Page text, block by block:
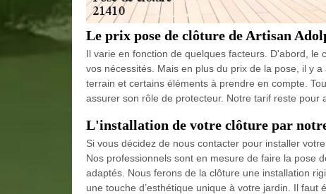
Le prix pose de clôture de Artisan
Il varie en fonction de quelques facteurs. D'abord,
vos nécessités. Mais en plus du prix de la pose, il y
terrain et certains éléments à prendre en compte.
assurer son rôle de protecteur. Notre tarif reste pour
L'installation de votre clôture par
Si vous décidez de nous contacter pour installer
Nos professionnels sont en mesure de faire la pose
adaptés. Nous ferons de la clôture une installation
une touche d’esthétique unique à votre jardin. Il